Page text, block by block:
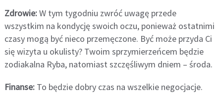
Zdrowie:W tym tygodniu zwróć uwagę przede
wszystkim na kondycję swoich oczu, ponieważ ostatnimi
czasy mogą być nieco przemęczone. Być może przyda Ci
się wizyta u okulisty? Twoim sprzymierzeńcem będzie
zodiakalna Ryba, natomiast szczęśliwym dniem – środa.
Finanse:To będzie dobry czas na wszelkie negocjacje.